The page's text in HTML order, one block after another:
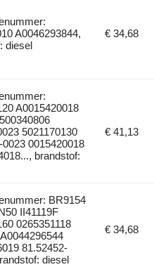
A0046293844,
diesel
€ 34,68
A0015420018
5021170130
0023 0015420018
brandstof:
€ 41,13
BR9154
II41119F
0265351118
81.52452-
diesel
€ 34,68